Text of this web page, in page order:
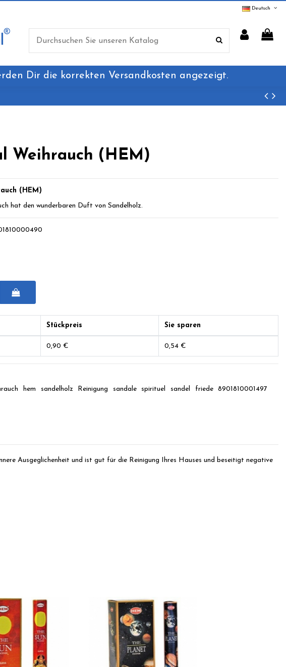
Deutsch
Dir die korrekten Versandkosten angezeigt.
Weihrauch (HEM)
(HEM)
hat den wunderbaren Duft von Sandelholz.
Stückpreis Sie sparen
0,90 € 0,54 €
hem sandelholz Reinigung sandale spirituel sandel friede 8901810001497
Ausgeglichenheit und ist gut für die Reinigung Ihres Hauses und beseitigt negative